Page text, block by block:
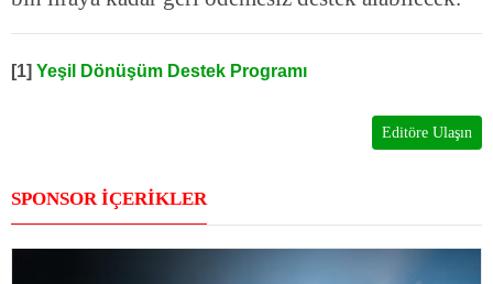
[1] Yeşil Dönüşüm Destek Programı
Editöre Ulaşın
SPONSOR İÇERİKLER